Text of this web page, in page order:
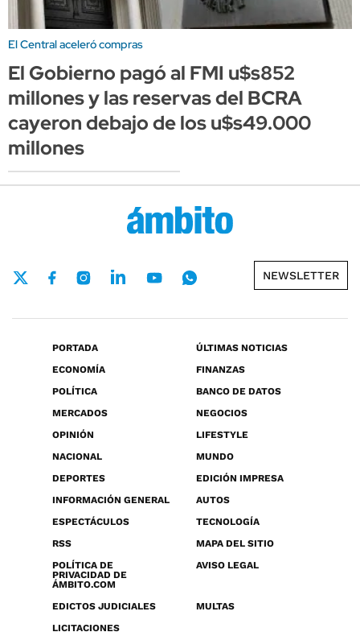
El Central aceleró compras
El Gobierno pagó al FMI u$s852
millones y las reservas del BCRA
cayeron debajo de los u$s49.000
millones
NEWSLETTER
PORTADA
ÚLTIMAS NOTICIAS
ECONOMÍA
FINANZAS
POLÍTICA
BANCO DE DATOS
MERCADOS
NEGOCIOS
OPINIÓN
LIFESTYLE
NACIONAL
MUNDO
DEPORTES
EDICIÓN IMPRESA
INFORMACIÓN GENERAL
AUTOS
ESPECTÁCULOS
TECNOLOGÍA
RSS
MAPA DEL SITIO
POLÍTICA DE
PRIVACIDAD DE
ÁMBITO.COM
AVISO LEGAL
EDICTOS JUDICIALES
MULTAS
LICITACIONES